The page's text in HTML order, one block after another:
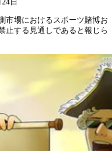
市場におけるスポーツ賭博お
止する見通しであると報じら